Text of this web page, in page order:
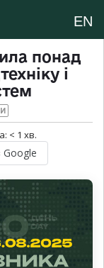
EN
понад
і
< 1 хв.
Google